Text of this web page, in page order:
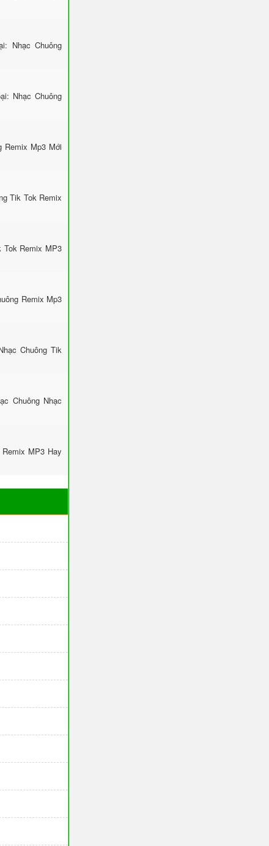
Nhạc Chuông
Nhạc Chuông
Remix Mp3 Mới
Tik Tok Remix
Tok Remix MP3
Remix Mp3
Chuông Tik
Chuông Nhạc
MP3 Hay